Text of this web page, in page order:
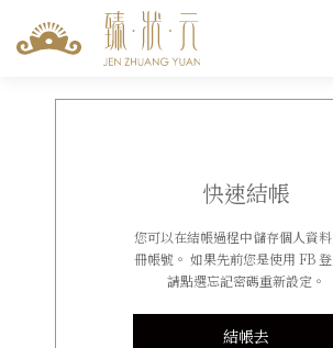
快速結帳
您可以在結帳過程中儲存個人資
冊帳號。 如果先前您是使用 FB 登
請點選忘記密碼重新設定。
結帳去